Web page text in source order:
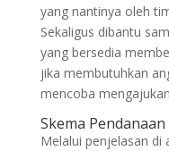
yang nantinya oleh
Sekaligus dibantu
yang bersedia
jika membutuhkan
mencoba
Skema
Melalui penjelasan di